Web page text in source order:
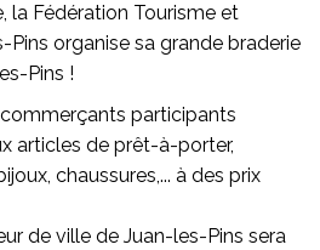
la Fédération Tourisme et
organise sa grande braderie
Pins !
participants
articles de prêt-à-porter,
chaussures,... à des prix
de ville de Juan-les-Pins sera